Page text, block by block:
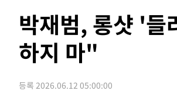
수도
2시간 전 >낮 최고 37도 찜통더위…곳곳 소나
2시간 전 >SK하이닉스, 용인·청주 팹에 54
3시간 전 >
여자배구 이재영·이다영 자매, 아
박재범, 롱샷 '
하지 마"
등록 2026.06.12 05:00:00